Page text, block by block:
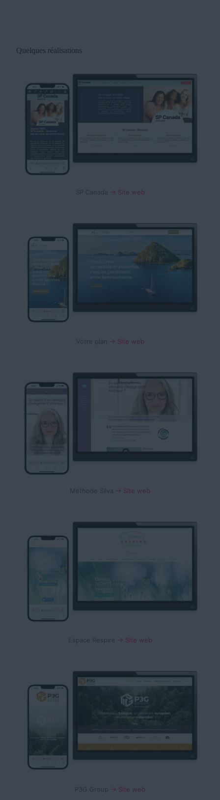
Quelques réalisations
SP Canada → Site web
Votre plan → Site web
Méthode Silva → Site web
Espace Respire → Site web
P3G Group → Site web